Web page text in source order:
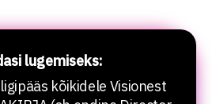
lugemiseks:
kõikidele Visionest